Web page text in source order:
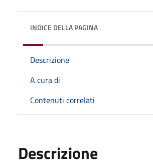
INDICE DELLA PAGINA
Descrizione
A cura di
Contenuti correlati
Descrizione